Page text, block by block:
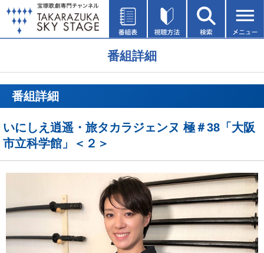
番組詳細
番組詳細
いにしえ逍遥・旅タカラジェンヌ 極＃38「大阪
市立科学館」＜２＞